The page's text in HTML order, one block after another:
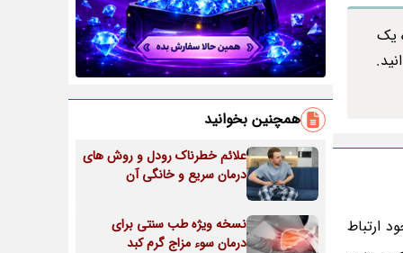
یک
ارتباط
همچنین بخوانید
علائم خطرناک رودل و روش های
درمان سریع و خانگی آن
نسخه ویژه طب سنتی برای
درمان سوء مزاج گرم کبد